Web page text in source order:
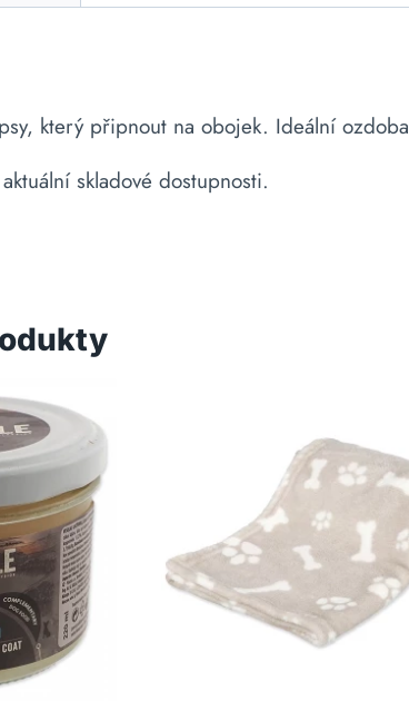
který připnout na obojek. Ideální
skladové dostupnosti.